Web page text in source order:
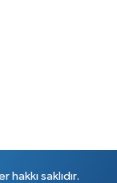
saklıdır.